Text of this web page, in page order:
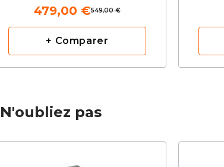
549,00 €
479,00 €
+ Comparer
N'oubliez pas